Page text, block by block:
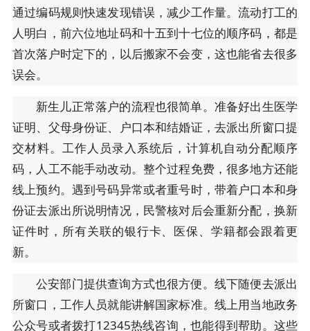
通过编码规则快速发现错误，减少工作量。流动打工的
人明白，前六位地址码和十五到十七位的顺序码，都是
首次落户时定下的，以后搬家不会变，这也能省去很多
误会。
新生儿正常落户的流程也很简单。准备好出生医学
证明、父母身份证、户口本和结婚证，去派出所窗口提
交材料。工作人员录入系统后，计算机自动分配顺序
码，人工不能手动改动。整个过程免费，很多地方还能
线上预约。遇到号码异常或者重号时，带着户口本和身
份证去派出所说明情况，民警核对后会重新分配，换新
证件时，所有关联的银行卡、医保、学籍都会跟着更
新。
公安部门提供查询方式也很方便。线下随便去派出
所窗口，工作人员就能讲解国家标准。线上用当地政务
公众号或者拨打12345热线咨询，也能得到帮助。这些